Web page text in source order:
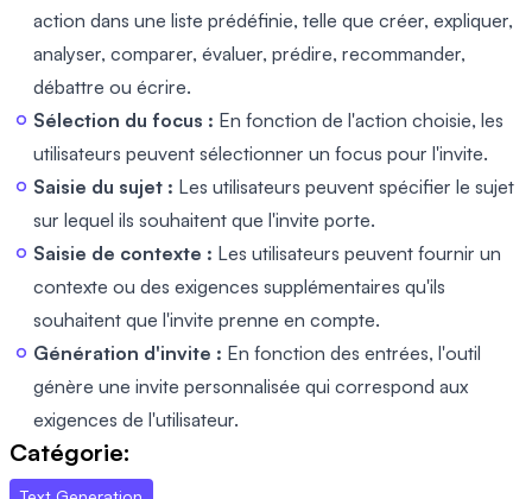
action dans une liste prédéfinie, telle que créer, expliquer,
analyser, comparer, évaluer, prédire, recommander,
débattre ou écrire.
Sélection du focus : En fonction de l'action choisie, les
utilisateurs peuvent sélectionner un focus pour l'invite.
Saisie du sujet : Les utilisateurs peuvent spécifier le sujet
sur lequel ils souhaitent que l'invite porte.
Saisie de contexte : Les utilisateurs peuvent fournir un
contexte ou des exigences supplémentaires qu'ils
souhaitent que l'invite prenne en compte.
Génération d'invite : En fonction des entrées, l'outil
génère une invite personnalisée qui correspond aux
exigences de l'utilisateur.
Catégorie: